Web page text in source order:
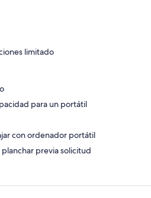
limitado
para un portátil
con ordenador portátil
planchar previa solicitud